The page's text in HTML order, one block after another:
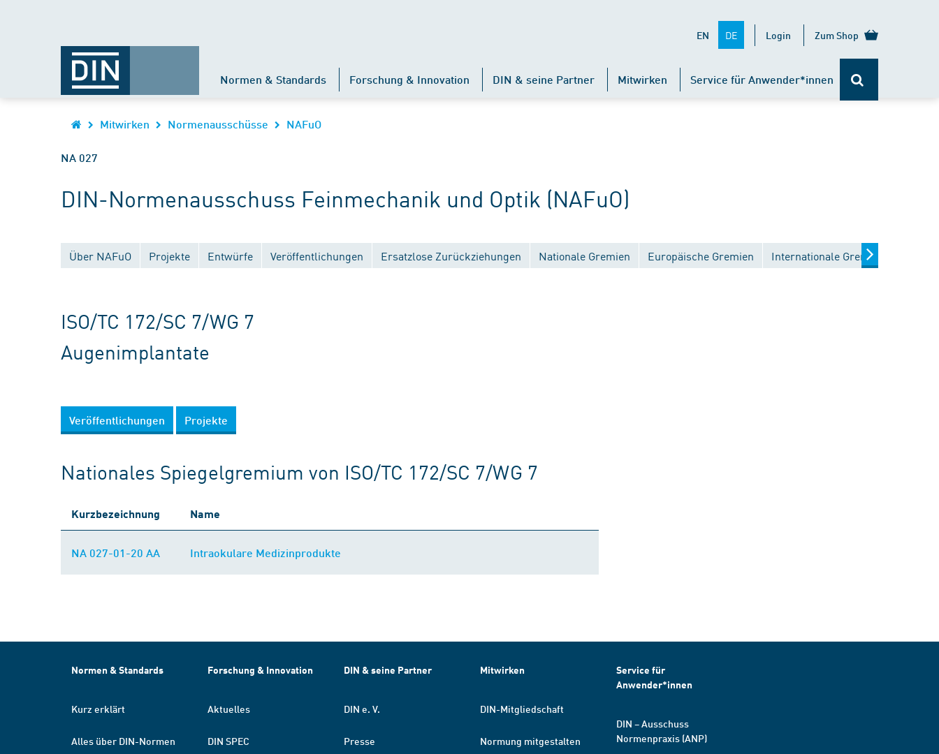
EN DE Login Zum Shop
Normen & Standards Forschung & Innovation DIN & seine Partner Mitwirken Service für Anwender*innen
Mitwirken Normenausschüsse NAFuO
NA 027
DIN-Normenausschuss Feinmechanik und Optik (NAFuO)
Über NAFuO Projekte Entwürfe Veröffentlichungen Ersatzlose Zurückziehungen Nationale Gremien Europäische Gremien Internationale Gremien
ISO/TC 172/SC 7/WG 7
Augenimplantate
Veröffentlichungen Projekte
Nationales Spiegelgremium von ISO/TC 172/SC 7/WG 7
Kurzbezeichnung Name
NA 027-01-20 AA Intraokulare Medizinprodukte
Normen & Standards
Kurz erklärt
Alles über DIN-Normen
Forschung & Innovation
Aktuelles
DIN SPEC
DIN & seine Partner
DIN e. V.
Presse
Mitwirken
DIN-Mitgliedschaft
Normung mitgestalten
Service für
Anwender*innen
DIN – Ausschuss
Normenpraxis (ANP)